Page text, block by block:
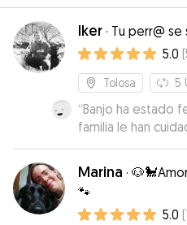
Iker · Tu perr@
5.0 (
Tolosa 5
“Banjo ha estado
familia le han
familia y a
corriente de todo
mensajes y fotos.
contábamos con
será la última.
Marina ·
🐾
5.0 (